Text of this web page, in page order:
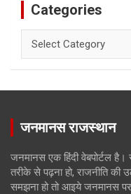
Categories
जनमानस राजस्थान
जनमानस एक हिंदी वेबपोर्टल
तरीके से पढ़ना हो, राजनीति
समझना हो तो आइये जनमानस